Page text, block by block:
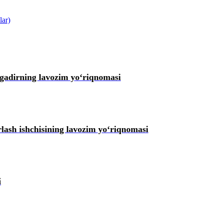
lavozim yoʻriqnomasi
ishchisining lavozim yoʻriqnomasi